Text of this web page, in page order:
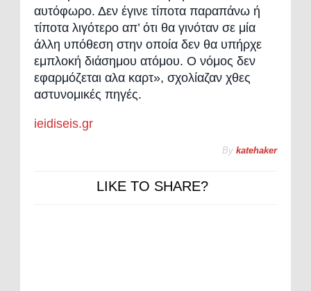
αυτόφωρο. Δεν έγινε τίποτα παραπάνω ή
τίποτα λιγότερο απ’ ότι θα γινόταν σε μία
άλλη υπόθεση στην οποία δεν θα υπήρχε
εμπλοκή διάσημου ατόμου. Ο νόμος δεν
εφαρμόζεται αλα καρτ», σχολίαζαν χθες
αστυνομικές πηγές.
ieidiseis.gr
By katehaker
LIKE TO SHARE?